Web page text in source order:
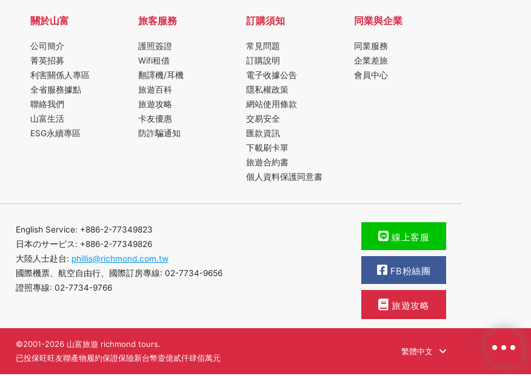
關於山富
公司簡介
菁英招募
利害關係人專區
全省服務據點
聯絡我們
山富生活
ESG永續專區
旅客服務
護照簽證
Wifi租借
翻譯機/耳機
旅遊百科
旅遊攻略
卡友優惠
防詐騙通知
訂購須知
常見問題
訂購說明
電子收據公告
隱私權政策
網站使用條款
交易安全
匯款資訊
下載刷卡單
旅遊合約書
個人資料保護同意書
同業與企業
同業服務
企業差旅
會員中心
English Service: +886-2-77349823
日本のサービス: +886-2-77349826
大陸人士赴台: phillis@richmond.com.tw
國際機票、航空自由行、國際訂房專線: 02-7734-9656
證照專線: 02-7734-9766
線上客服
FB粉絲團
旅遊攻略
©2001-2026 山富旅遊 richmond tours.
已投保旺旺友聯產物履約保證保險新台幣壹億貳仟肆佰萬元
繁體中文